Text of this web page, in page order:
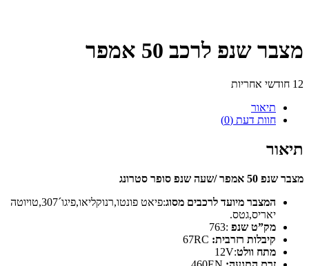
מצבר שנפ לרכב 50 אמפר
12 חודשי אחריות
תיאור
חוות דעת (0)
תיאור
מצבר שנפ 50 אמפר /שעה שנפ סופר סטרונג
המצבר מיועד לרכבים מסוג
:פיאט פונטו,רנוקליאו,פיגו´307,טויוטה
יאריס,גטס.
מק”ט שנפ :763
קיבלות רזרבית:
מתח וולט:12V